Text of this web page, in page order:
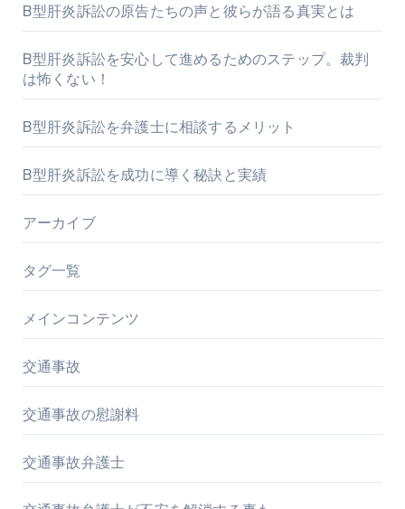
B型肝炎訴訟の原告たちの声と彼らが語る真実とは
B型肝炎訴訟を安心して進めるためのステップ。裁判
は怖くない！
B型肝炎訴訟を弁護士に相談するメリット
B型肝炎訴訟を成功に導く秘訣と実績
アーカイブ
タグ一覧
メインコンテンツ
交通事故
交通事故の慰謝料
交通事故弁護士